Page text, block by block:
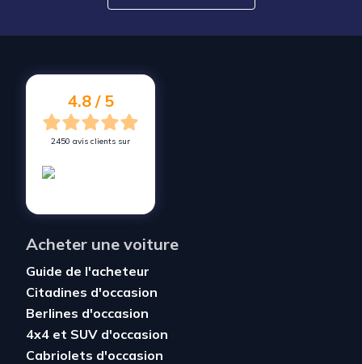
4.8 / 5
2450 avis clients sur
Acheter une voiture
Guide de l'acheteur
Citadines d'occasion
Berlines d'occasion
4x4 et SUV d'occasion
Cabriolets d'occasion